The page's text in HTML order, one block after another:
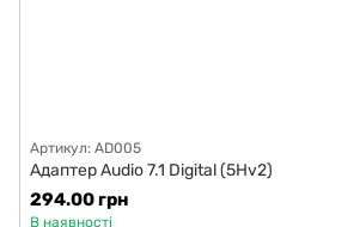
Артикул: AD005
Адаптер Audio 7.1 Digital (5Hv2)
294.00 грн
В наявності